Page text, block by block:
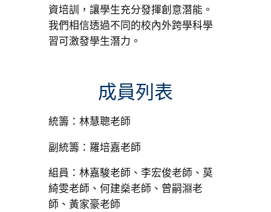
資培訓，讓學生充分發揮創意潛能。
我們相信透過不同的校內外跨學科學
習可激發學生潛力。
成員列表
統籌：林慧聰老師
副統籌：羅培嘉老師
組員：林嘉駿老師、李宏俊老師、莫
綺雯老師、何建燊老師、曾嗣淵老
師、黃家豪老師